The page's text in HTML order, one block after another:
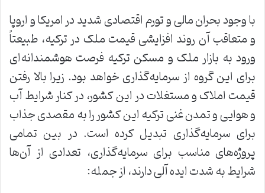
با وجود بحران مالی و تورم اقتصادی شدید در امریکا و اروپا
و متعاقب آن روند افزایشی قیمت ملک در ترکیه، طبیعتاً
ورود به بازار ملک و مسکن ترکیه فرصت هوشمندانه‌ای
برای این گروه از سرمایه‌گذاری خواهد بود. زیرا بالا رفتن
قیمت املاک و مستغلات در این کشور، در کنار شرایط آب
و هوایی و تمدن غنی ترکیه این کشور را به مقصدی جذاب
برای سرمایه‌گذاری تبدیل کرده است. در بین تمامی
پروژه‌های مناسب برای سرمایه‌گذاری، تعدادی از آن‌ها
شرایط به ‌شدت ایده آلی دارند، از جمله: